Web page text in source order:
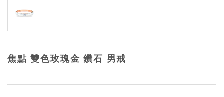
焦點 雙色玫瑰金 鑽石 男戒